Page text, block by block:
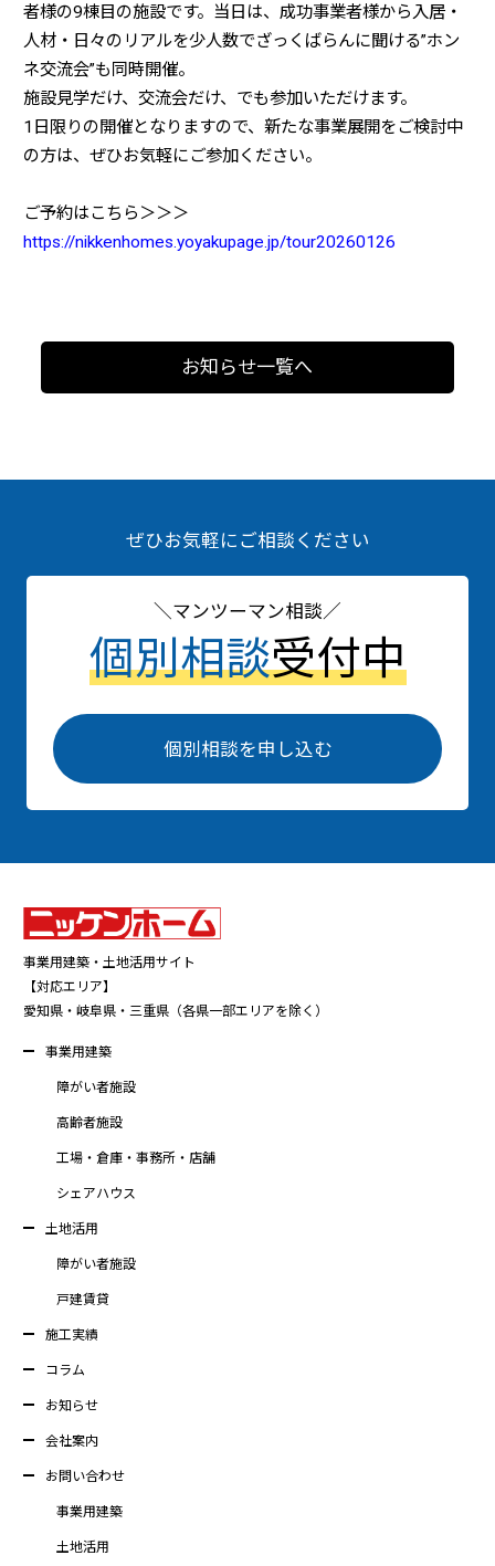
者様の9棟目の施設です。当日は、成功事業者様から入居・
人材・日々のリアルを少人数でざっくばらんに聞ける”ホン
ネ交流会”も同時開催。
施設見学だけ、交流会だけ、でも参加いただけます。
1日限りの開催となりますので、新たな事業展開をご検討中
の方は、ぜひお気軽にご参加ください。
ご予約はこちら＞＞＞
https://nikkenhomes.yoyakupage.jp/tour20260126
お知らせ一覧へ
ぜひお気軽にご相談ください
マンツーマン相談
個別相談受付中
個別相談を申し込む
事業用建築・土地活用サイト
【対応エリア】
愛知県・岐阜県・三重県（各県一部エリアを除く）
事業用建築
障がい者施設
高齢者施設
工場・倉庫・事務所・店舗
シェアハウス
土地活用
障がい者施設
戸建賃貸
施工実績
コラム
お知らせ
会社案内
お問い合わせ
事業用建築
土地活用